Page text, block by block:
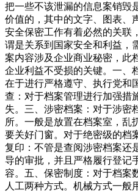
把一些不该泄漏的信息案销毁
价值的，其中的文字、图表、
安全保密工作有着必然的关联
谓是关系到国家安全和利益，
案内容涉及企业商业秘密，此
企业利益不受损的关键。一、
在于进行严格遵守、执行党和
查：对于档案管理进行加强措
失。三、涉密档案：对于涉密
所。一般是放置在档案室，乱
要关好门窗。对于绝密级的档
复印：不管是查阅涉密档案还
导的审批，并且严格履行登记
容。五、保密制度：对于档案
人工两种方式。机械方式一般